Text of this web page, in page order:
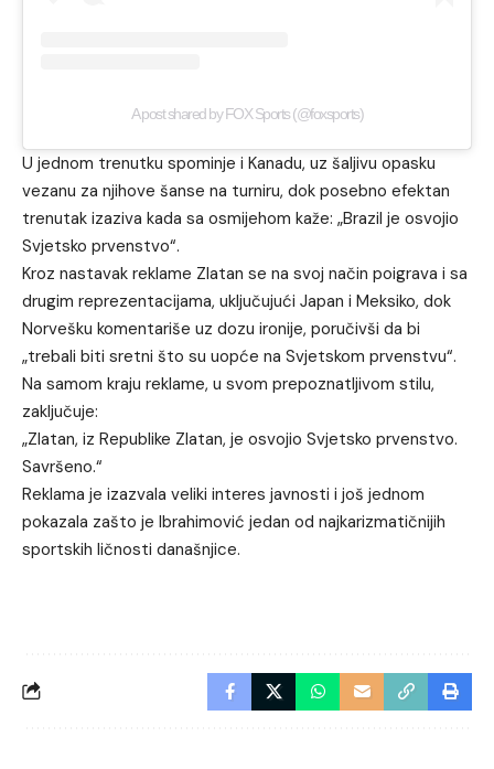
A post shared by FOX Sports (@foxsports)
U jednom trenutku spominje i Kanadu, uz šaljivu opasku
vezanu za njihove šanse na turniru, dok posebno efektan
trenutak izaziva kada sa osmijehom kaže: „Brazil je osvojio
Svjetsko prvenstvo“.
Kroz nastavak reklame Zlatan se na svoj način poigrava i sa
drugim reprezentacijama, uključujući Japan i Meksiko, dok
Norvešku komentariše uz dozu ironije, poručivši da bi
„trebali biti sretni što su uopće na Svjetskom prvenstvu“.
Na samom kraju reklame, u svom prepoznatljivom stilu,
zaključuje:
„Zlatan, iz Republike Zlatan, je osvojio Svjetsko prvenstvo.
Savršeno.“
Reklama je izazvala veliki interes javnosti i još jednom
pokazala zašto je Ibrahimović jedan od najkarizmatičnijih
sportskih ličnosti današnjice.